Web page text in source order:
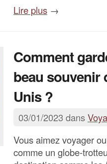
Lire plus →
Comment
beau souvenir
Unis ?
03/01/2023 dans
Vous aimez voyager
comme un globe-